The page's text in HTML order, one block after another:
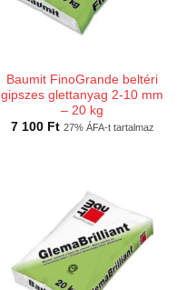
Baumit FinoGrande beltéri
gipszes glettanyag 2-10 mm
– 20 kg
7 100 Ft 27% ÁFA-t tartalmaz